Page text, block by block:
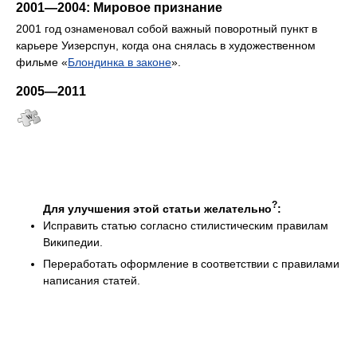
2001—2004: Мировое признание
2001 год ознаменовал собой важный поворотный пункт в
карьере Уизерспун, когда она снялась в художественном
фильме «Блондинка в законе».
2005—2011
Для улучшения этой статьи желательно?:
Исправить статью согласно стилистическим правилам
Википедии.
Переработать оформление в соответствии с правилами
написания статей.